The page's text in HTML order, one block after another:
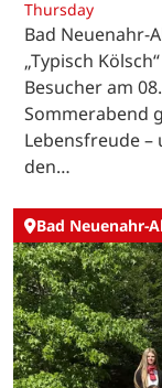
Thursday
Bad Neuenahr-
„Typisch
Besucher am
Sommerabend
Lebensfreude
den…
Bad Neuenahr-